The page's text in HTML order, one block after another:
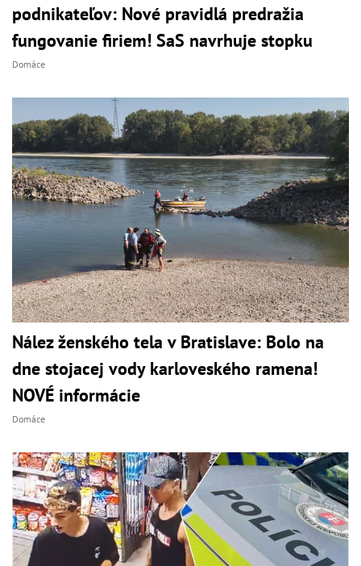
podnikateľov: Nové pravidlá predražia
fungovanie firiem! SaS navrhuje stopku
Domáce
Nález ženského tela v Bratislave: Bolo na
dne stojacej vody karloveského ramena!
NOVÉ informácie
Domáce